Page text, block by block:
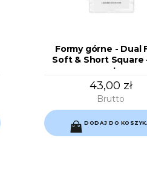
Formy górne - Dual
Soft & Short Square
szt.
43,00 zł
Brutto
DODAJ DO